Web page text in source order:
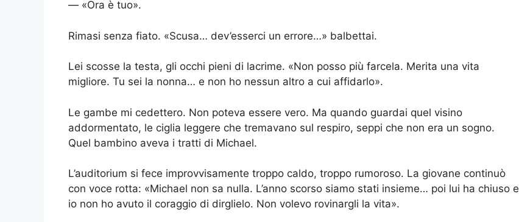
— «Ora è tuo».
Rimasi senza fiato. «Scusa… dev’esserci un errore…» balbettai.
Lei scosse la testa, gli occhi pieni di lacrime. «Non posso più farcela. Merita una vita
migliore. Tu sei la nonna… e non ho nessun altro a cui affidarlo».
Le gambe mi cedettero. Non poteva essere vero. Ma quando guardai quel visino
addormentato, le ciglia leggere che tremavano sul respiro, seppi che non era un sogno.
Quel bambino aveva i tratti di Michael.
L’auditorium si fece improvvisamente troppo caldo, troppo rumoroso. La giovane continuò
con voce rotta: «Michael non sa nulla. L’anno scorso siamo stati insieme… poi lui ha chiuso e
io non ho avuto il coraggio di dirglielo. Non volevo rovinargli la vita».